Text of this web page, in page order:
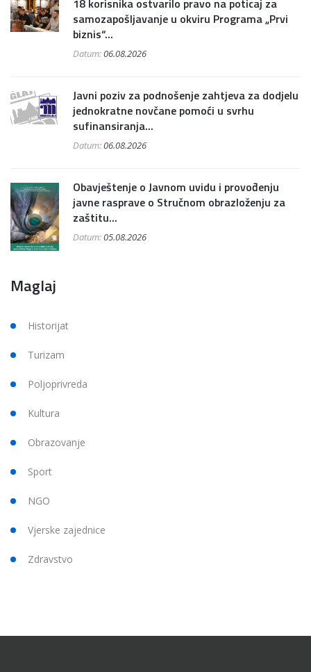
18 korisnika ostvarilo pravo na poticaj za
samozapošljavanje u okviru Programa „Prvi
biznis“...
Datum:06.08.2026
Javni poziv za podnošenje zahtjeva za dodjelu
jednokratne novčane pomoći u svrhu
sufinansiranja...
Datum:06.08.2026
Obavještenje o Javnom uvidu i provođenju
javne rasprave o Stručnom obrazloženju za
zaštitu...
Datum:05.08.2026
Maglaj
Historijat
Turizam
Poljoprivreda
Kultura
Obrazovanje
Sport
NGO
Vjerske zajednice
Zdravstvo